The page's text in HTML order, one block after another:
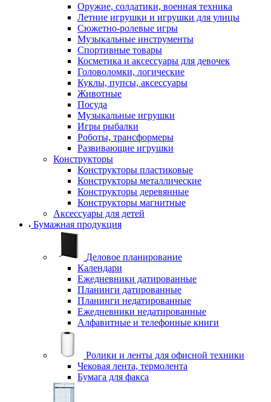
Оружие, солдатики, военная техника
Летние игрушки и игрушки для улицы
Сюжетно-ролевые игры
Музыкальные инструменты
Спортивные товары
Косметика и аксессуары для девочек
Головоломки, логические
Куклы, пупсы, аксессуары
Животные
Посуда
Музыкальные игрушки
Игры рыбалки
Роботы, трансформеры
Развивающие игрушки
Конструкторы
Конструкторы пластиковые
Конструкторы металлические
Конструкторы деревянные
Конструкторы магнитные
Аксессуары для детей
Бумажная продукция
Деловое планирование
Календари
Ежедневники датированные
Планинги датированные
Планинги недатированные
Ежедневники недатированные
Алфавитные и телефонные книги
Ролики и ленты для офисной техники
Чековая лента, термолента
Бумага для факса